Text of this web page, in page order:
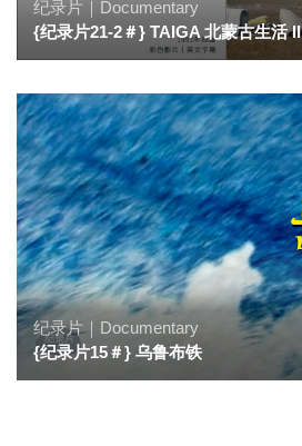
纪录片｜Documentary
{纪录片21-2＃} TAIGA 北蒙古生活 II
纪录片｜Documentary
{纪录片15＃} 乌鲁布铁